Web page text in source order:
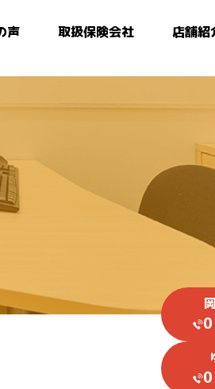
声 取扱保険会社 店舗紹